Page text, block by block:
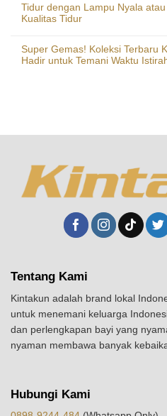
Tidur dengan Lampu Nyala
Kualitas Tidur
Super Gemas! Koleksi Terbaru
Hadir untuk Temani Waktu
Tentang Kami
Kintakun adalah brand lokal
untuk menemani keluarga
dan perlengkapan bayi yang
nyaman membawa banyak
Hubungi Kami